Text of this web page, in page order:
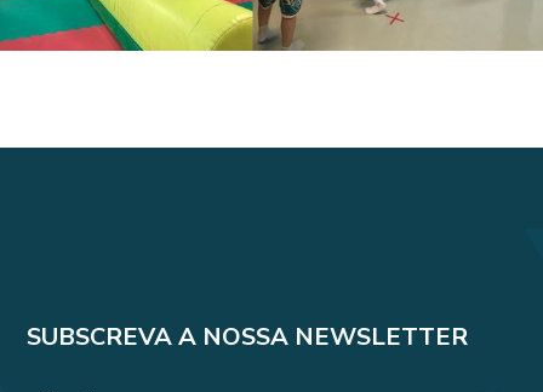
SUBSCREVA A NOSSA NEWSLETTER